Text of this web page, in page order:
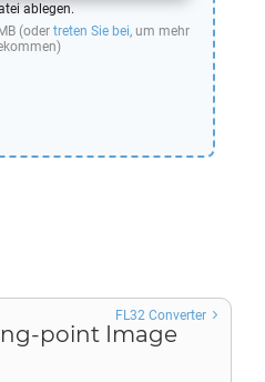
ablegen.
(oder treten Sie bei, um mehr
point Image
FL32 Converter